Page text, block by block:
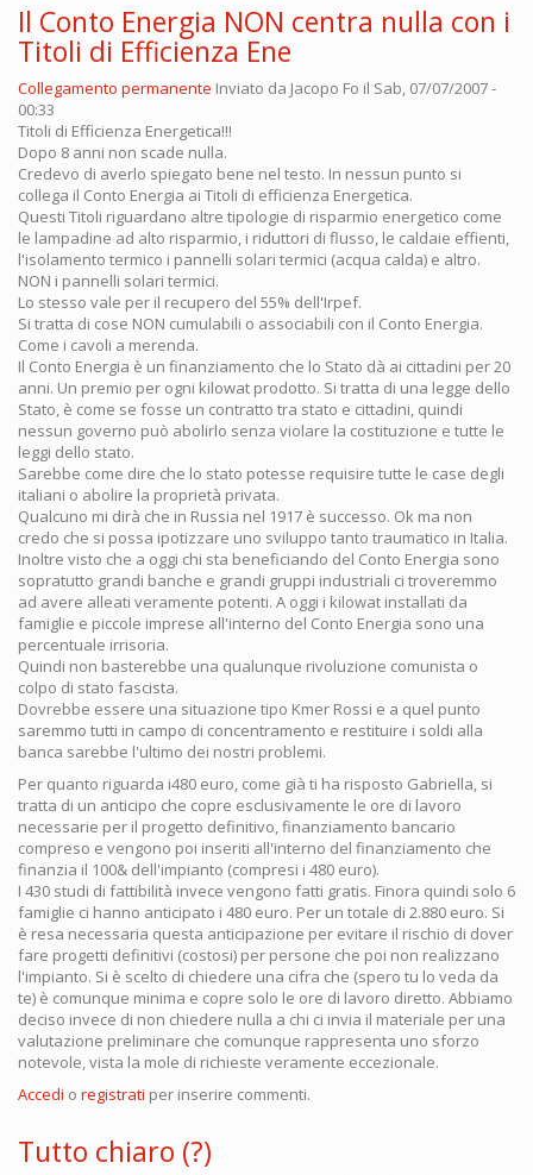
Il Conto Energia NON centra nulla con i
Titoli di Efficienza Ene
Collegamento permanente Inviato da Jacopo Fo il Sab, 07/07/2007 -
00:33
Titoli di Efficienza Energetica!!!
Dopo 8 anni non scade nulla.
Credevo di averlo spiegato bene nel testo. In nessun punto si
collega il Conto Energia ai Titoli di efficienza Energetica.
Questi Titoli riguardano altre tipologie di risparmio energetico come
le lampadine ad alto risparmio, i riduttori di flusso, le caldaie effienti,
l'isolamento termico i pannelli solari termici (acqua calda) e altro.
NON i pannelli solari termici.
Lo stesso vale per il recupero del 55% dell'Irpef.
Si tratta di cose NON cumulabili o associabili con il Conto Energia.
Come i cavoli a merenda.
Il Conto Energia è un finanziamento che lo Stato dà ai cittadini per 20
anni. Un premio per ogni kilowat prodotto. Si tratta di una legge dello
Stato, è come se fosse un contratto tra stato e cittadini, quindi
nessun governo può abolirlo senza violare la costituzione e tutte le
leggi dello stato.
Sarebbe come dire che lo stato potesse requisire tutte le case degli
italiani o abolire la proprietà privata.
Qualcuno mi dirà che in Russia nel 1917 è successo. Ok ma non
credo che si possa ipotizzare uno sviluppo tanto traumatico in Italia.
Inoltre visto che a oggi chi sta beneficiando del Conto Energia sono
sopratutto grandi banche e grandi gruppi industriali ci troveremmo
ad avere alleati veramente potenti. A oggi i kilowat installati da
famiglie e piccole imprese all'interno del Conto Energia sono una
percentuale irrisoria.
Quindi non basterebbe una qualunque rivoluzione comunista o
colpo di stato fascista.
Dovrebbe essere una situazione tipo Kmer Rossi e a quel punto
saremmo tutti in campo di concentramento e restituire i soldi alla
banca sarebbe l'ultimo dei nostri problemi.
Per quanto riguarda i480 euro, come già ti ha risposto Gabriella, si
tratta di un anticipo che copre esclusivamente le ore di lavoro
necessarie per il progetto definitivo, finanziamento bancario
compreso e vengono poi inseriti all'interno del finanziamento che
finanzia il 100& dell'impianto (compresi i 480 euro).
I 430 studi di fattibilità invece vengono fatti gratis. Finora quindi solo 6
famiglie ci hanno anticipato i 480 euro. Per un totale di 2.880 euro. Si
è resa necessaria questa anticipazione per evitare il rischio di dover
fare progetti definitivi (costosi) per persone che poi non realizzano
l'impianto. Si è scelto di chiedere una cifra che (spero tu lo veda da
te) è comunque minima e copre solo le ore di lavoro diretto. Abbiamo
deciso invece di non chiedere nulla a chi ci invia il materiale per una
valutazione preliminare che comunque rappresenta uno sforzo
notevole, vista la mole di richieste veramente eccezionale.
Accedi o registrati per inserire commenti.
Tutto chiaro (?)